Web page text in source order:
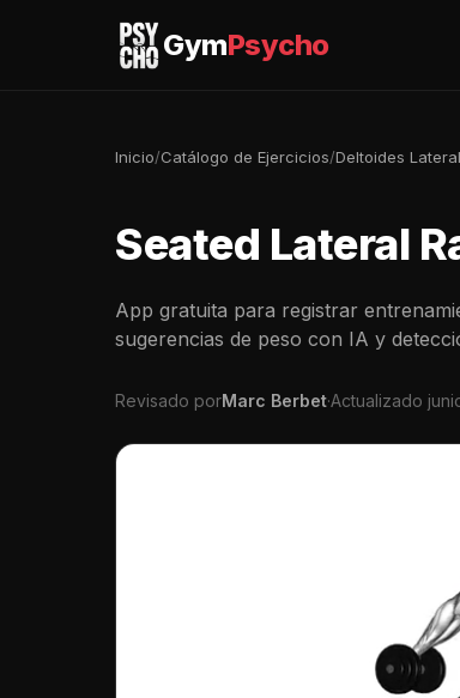
GymPsycho
Inicio/Catálogo de Ejercicios/Deltoides Lateral
Seated Lateral
App gratuita para registrar
sugerencias de peso con IA y
Revisado porMarc Berbet·Actualizado